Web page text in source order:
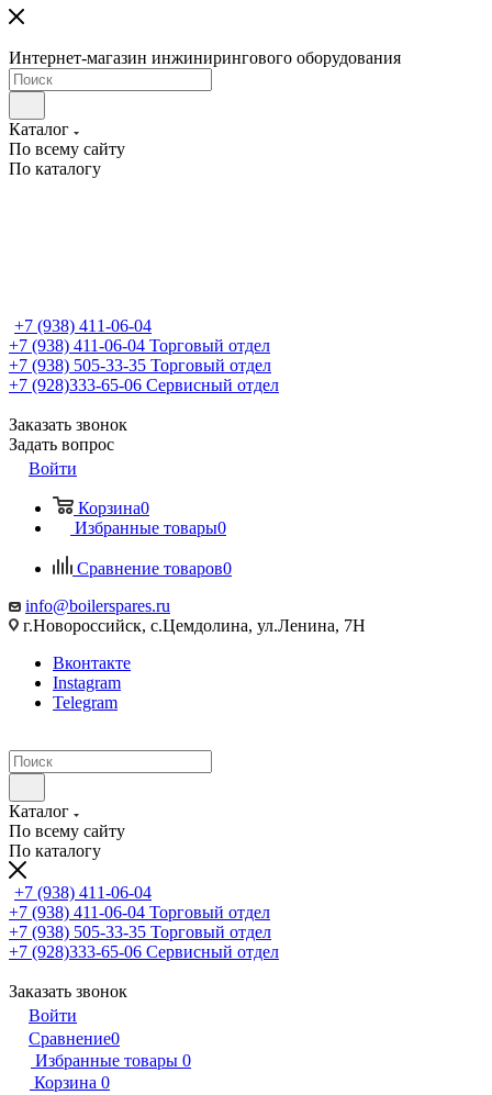
Интернет-магазин инжинирингового оборудования
Каталог
По всему сайту
По каталогу
+7 (938) 411-06-04
+7 (938) 411-06-04 Торговый отдел
+7 (938) 505-33-35 Торговый отдел
+7 (928)333-65-06 Сервисный отдел
Заказать звонок
Задать вопрос
Войти
Корзина0
Избранные товары0
Сравнение товаров0
info@boilerspares.ru
г.Новороссийск, с.Цемдолина, ул.Ленина, 7Н
Вконтакте
Instagram
Telegram
Каталог
По всему сайту
По каталогу
+7 (938) 411-06-04
+7 (938) 411-06-04 Торговый отдел
+7 (938) 505-33-35 Торговый отдел
+7 (928)333-65-06 Сервисный отдел
Заказать звонок
Войти
Сравнение0
Избранные товары 0
Корзина 0